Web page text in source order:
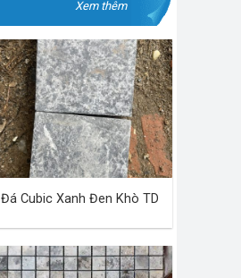
Xem thêm
Đá Cubic Xanh Đen Khò TD